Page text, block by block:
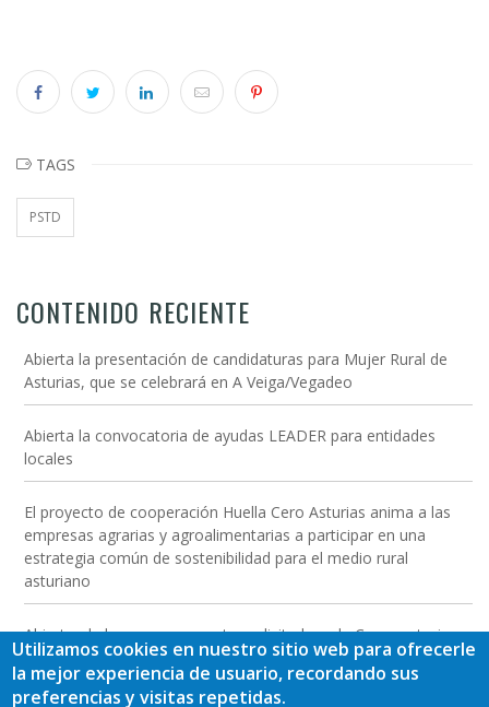
TAGS
PSTD
CONTENIDO RECIENTE
Abierta la presentación de candidaturas para Mujer Rural de
Asturias, que se celebrará en A Veiga/Vegadeo
Abierta la convocatoria de ayudas LEADER para entidades
locales
El proyecto de cooperación Huella Cero Asturias anima a las
empresas agrarias y agroalimentarias a participar en una
estrategia común de sostenibilidad para el medio rural
asturiano
Abierto el plazo para presentar solicitudes a la Convocatoria
2026 de las Ayudas LEADER a las inversiones para empresas
del medio rural
Utilizamos cookies en nuestro sitio web para ofrecerle
la mejor experiencia de usuario, recordando sus
preferencias y visitas repetidas.